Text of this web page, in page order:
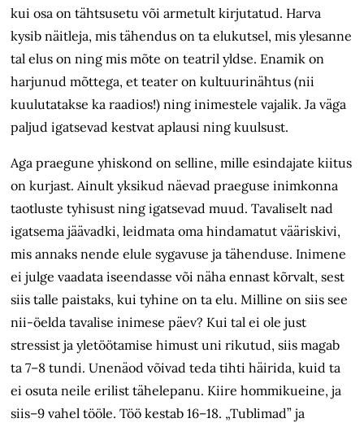
kui osa on tähtsusetu või armetult kirjutatud. Harva
kysib näitleja, mis tähendus on ta elukutsel, mis ylesanne
tal elus on ning mis mõte on teatril yldse. Enamik on
harjunud mõttega, et teater on kultuurinähtus (nii
kuulutatakse ka raadios!) ning inimestele vajalik. Ja väga
paljud igatsevad kestvat aplausi ning kuulsust.
Aga praegune yhiskond on selline, mille esindajate kiitus
on kurjast. Ainult yksikud näevad praeguse inimkonna
taotluste tyhisust ning igatsevad muud. Tavaliselt nad
igatsema jäävadki, leidmata oma hindamatut vääriskivi,
mis annaks nende elule sygavuse ja tähenduse. Inimene
ei julge vaadata iseendasse või näha ennast kõrvalt, sest
siis talle paistaks, kui tyhine on ta elu. Milline on siis see
nii-öelda tavalise inimese päev? Kui tal ei ole just
stressist ja yletöötamise himust uni rikutud, siis magab
ta 7–8 tundi. Unenäod võivad teda tihti häirida, kuid ta
ei osuta neile erilist tähelepanu. Kiire hommikueine, ja
siis–9 vahel tööle. Töö kestab 16–18. „Tublimad” ja